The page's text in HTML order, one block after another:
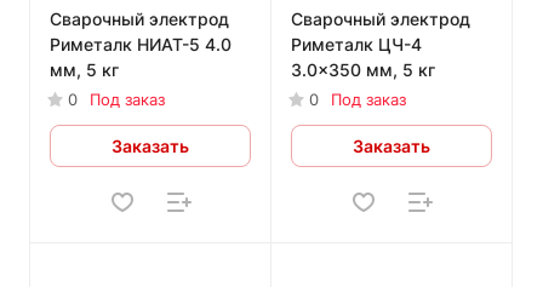
Сварочный электрод
Риметалк НИАТ-5 4.0
мм, 5 кг
0 Под заказ
Заказать
Сварочный электрод
Риметалк ЦЧ-4
3.0x350 мм, 5 кг
0 Под заказ
Заказать